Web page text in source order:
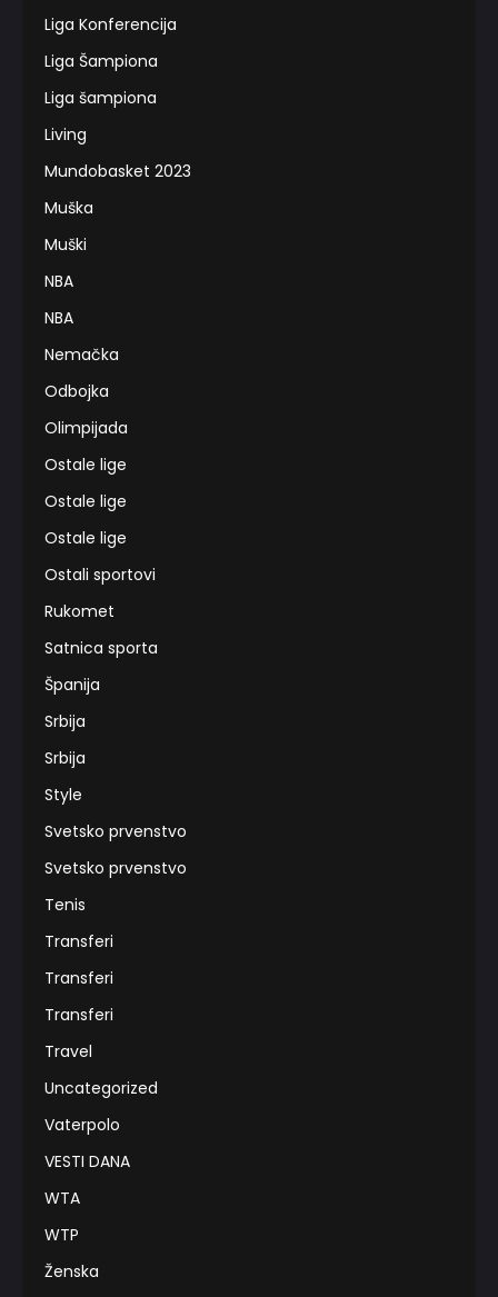
Liga Konferencija
Liga Šampiona
Liga šampiona
Living
Mundobasket 2023
Muška
Muški
NBA
NBA
Nemačka
Odbojka
Olimpijada
Ostale lige
Ostale lige
Ostale lige
Ostali sportovi
Rukomet
Satnica sporta
Španija
Srbija
Srbija
Style
Svetsko prvenstvo
Svetsko prvenstvo
Tenis
Transferi
Transferi
Transferi
Travel
Uncategorized
Vaterpolo
VESTI DANA
WTA
WTP
Ženska